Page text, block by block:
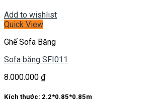
Add to wishlist
Quick View
Ghế Sofa Băng
Sofa băng SFI011
8.000.000 ₫
Kích thước: 2.2*0.85*0.85m